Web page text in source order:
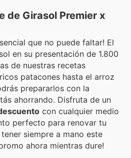
de Girasol Premier x
que no puede faltar! El
en su presentación de 1.800
de nuestras recetas
patacones hasta el arroz
prepararlos con la
ahorrando. Disfruta de un
con cualquier medio
perfecto para renovar tu
siempre a mano este
ahora mientras dure!